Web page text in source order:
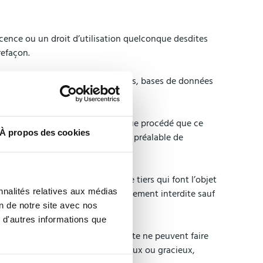
À propos des cookies
relatives aux médias
de notre site avec nos
informations que
ou un droit d’utilisation quelconque desdites
documents téléchargeables, bases de données
qui y figurent, par quelque procédé que ce
sauf autorisation expresse et préalable de
de ANNEALSYS ou de tiers qui font l’objet
quelques fins que soit est strictement interdite sauf
cités et/ou présentés sur le Site ne peuvent faire
que ce soit à titre onéreux ou gracieux,